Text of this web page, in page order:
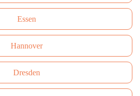
Essen
Hannover
Dresden